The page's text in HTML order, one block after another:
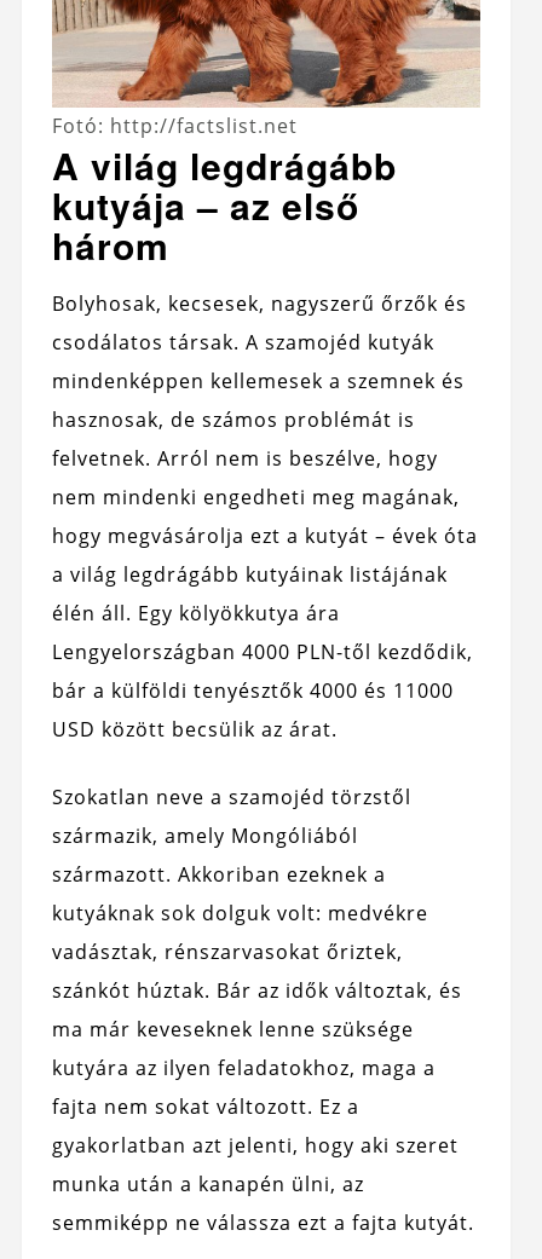
Fotó: http://factslist.net
A világ legdrágább
kutyája – az első
három
Bolyhosak, kecsesek, nagyszerű őrzők és
csodálatos társak. A szamojéd kutyák
mindenképpen kellemesek a szemnek és
hasznosak, de számos problémát is
felvetnek. Arról nem is beszélve, hogy
nem mindenki engedheti meg magának,
hogy megvásárolja ezt a kutyát – évek óta
a világ legdrágább kutyáinak listájának
élén áll. Egy kölyökkutya ára
Lengyelországban 4000 PLN-től kezdődik,
bár a külföldi tenyésztők 4000 és 11000
USD között becsülik az árat.
Szokatlan neve a szamojéd törzstől
származik, amely Mongóliából
származott. Akkoriban ezeknek a
kutyáknak sok dolguk volt: medvékre
vadásztak, rénszarvasokat őriztek,
szánkót húztak. Bár az idők változtak, és
ma már keveseknek lenne szüksége
kutyára az ilyen feladatokhoz, maga a
fajta nem sokat változott. Ez a
gyakorlatban azt jelenti, hogy aki szeret
munka után a kanapén ülni, az
semmiképp ne válassza ezt a fajta kutyát.